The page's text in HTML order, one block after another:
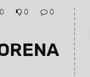
0 0 0